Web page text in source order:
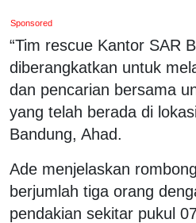
Sponsored
“Tim rescue Kantor SAR
diberangkatkan untuk
dan pencarian bersama
yang telah berada di
Bandung, Ahad.
Ade menjelaskan
berjumlah tiga orang
pendakian sekitar pukul